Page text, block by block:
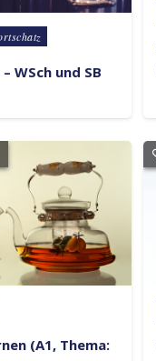
WSch und SB
(A1, Thema: